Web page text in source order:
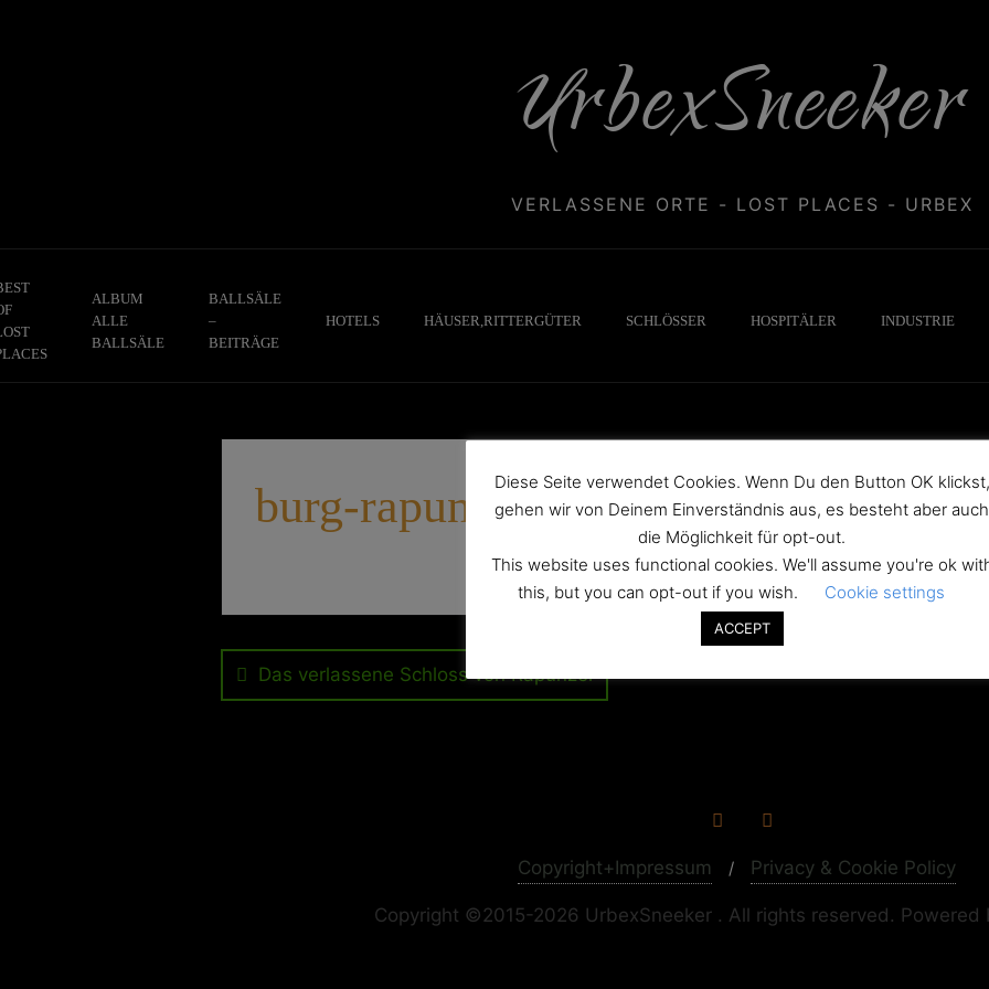
UrbexSneeker
VERLASSENE ORTE - LOST PLACES - URBEX
ALBUM
ALLE
BALLSÄLE
BALLSÄLE
–
BEITRÄGE
HOTELS HÄUSER,RITTERGÜTER SCHLÖSSER HOSPITÄLER INDUSTRIE
burg-rapunzel
Beitragsnavigation
Das verlassene Schloss von Rapunzel
Copyright+Impressum Privacy & Cookie Policy
Copyright ©2015-2026 UrbexSneeker . All rights reserved. Powered
Diese Seite verwendet Cookies. Wenn Du den Button OK klickst,
gehen wir von Deinem Einverständnis aus, es besteht aber auch
die Möglichkeit für opt-out.
This website uses functional cookies. We'll assume you're ok
this, but you can opt-out if you wish.
Cookie settings
ACCEPT